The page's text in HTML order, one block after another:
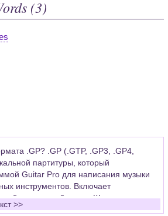
(3)
.GP? .GP (.GTP, .GP3, .GP4,
партитуры, который
Guitar Pro для написания музыки
инструментов. Включает
бас-гитары, банджо. Широко
партитур, которые затем
>>